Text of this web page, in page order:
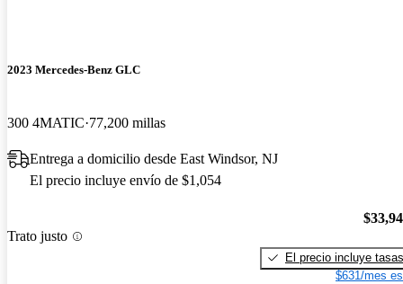
2023 Mercedes-Benz GLC
300 4MATIC 77,200 millas
Entrega a domicilio desde East Windsor, NJ
El precio incluye envío de $1,054
Trato justo
El precio incluye tasas
$631/mes